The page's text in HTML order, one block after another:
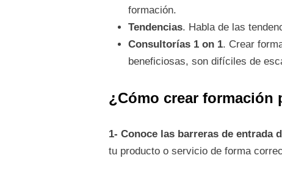
formación.
Tendencias. Habla de las
Consultorías 1 on 1. Crear
beneficiosas, son difíciles de
¿Cómo crear formación
1- Conoce las barreras de entrada
tu producto o servicio de forma